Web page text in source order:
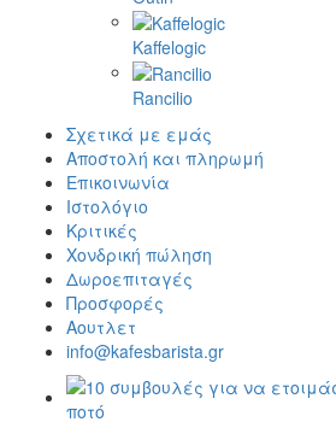
Kaffelogic
Rancilio
Σχετικά με εμάς
Αποστολή και πληρωμή
Επικοινωνία
Ιστολόγιο
Κριτικές
Χονδρική πώληση
Δωροεπιταγές
Προσφορές
Αουτλετ
info@kafesbarista.gr